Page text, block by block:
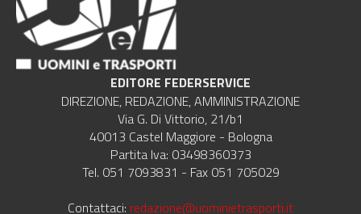
EDITORE FEDERSERVICE
DIREZIONE, REDAZIONE, AMMINISTRAZIONE
Via G. Di Vittorio, 21/b1
40013 Castel Maggiore - Bologna
Partita Iva: 03498360373
Tel. 051 7093831 - Fax 051 705029
Contattaci: redazione@uominietrasporti.it